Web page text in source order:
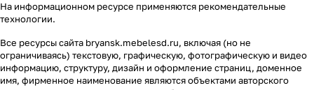
На информационном ресурсе применяются рекомендательные
технологии.
Все ресурсы сайта bryansk.mebelesd.ru, включая (но не
ограничиваясь) текстовую, графическую, фотографическую и видео
информацию, структуру, дизайн и оформление страниц, доменное
имя, фирменное наименование являются объектами авторского